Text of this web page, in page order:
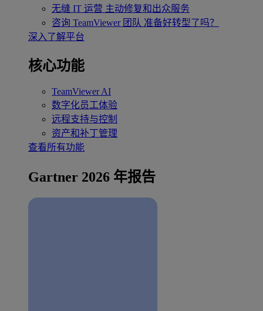
无缝 IT 运营 主动修复和出众服务
咨询 TeamViewer 团队 准备好转型了吗？
深入了解平台
核心功能
TeamViewer AI
数字化员工体验
远程支持与控制
资产和补丁管理
查看所有功能
Gartner 2026 年报告